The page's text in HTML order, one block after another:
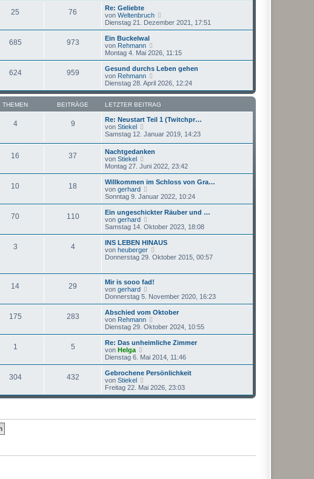
a
g
e
i
r
a
g
s
t
e
i
r
g
25 76
Re: Geliebte
von Weltenbruch
e
u
e
r
B
e
i
t
g
Dienstag 21. Dezember 2021, 17:51
685 973
Ein Buckelwal
von Rehmann
e
u
e
t
r
B
e
i
r
Montag 4. Mai 2026, 11:15
624 959
Gesund durchs Leben gehen
von Rehmann
e
u
e
s
t
e
B
r
a
Dienstag 28. April 2026, 12:24
THEMEN BEITRÄGE LETZTER BEITRAG
4 9
Re: Neustart Teil 1 (Twitchpr…
von Stiekel
e
s
e
B
e
i
t
r
a
g
Samstag 12. Januar 2019, 14:23
16 37
Nachtgedanken
von Stiekel
e
u
e
s
t
r
B
e
i
r
a
g
Montag 27. Juni 2022, 23:42
10 18
Willkommen im Schloss von Gra…
von gerhard
e
u
e
t
r
B
e
i
r
a
Sonntag 9. Januar 2022, 10:24
70 110
Ein ungeschickter Räuber und …
von gerhard
e
u
e
s
e
t
r
a
g
Samstag 14. Oktober 2023, 18:08
3 4
INS LEBEN HINAUS
von heuberger
e
r
e
t
r
a
Donnerstag 29. Oktober 2015, 00:57
14 29
Mir is sooo fad!
von gerhard
e
u
e
s
t
r
B
e
i
r
g
Donnerstag 5. November 2020, 16:23
175 283
Abschied vom Oktober
von Rehmann
e
u
e
t
B
e
i
t
g
Dienstag 29. Oktober 2024, 10:55
1 5
Re: Das unheimliche Zimmer
von Helga
e
u
e
t
r
i
Dienstag 6. Mai 2014, 11:46
304 432
Gebrochene Persönlichkeit
von Stiekel
e
u
Freitag 22. Mai 2026, 23:03